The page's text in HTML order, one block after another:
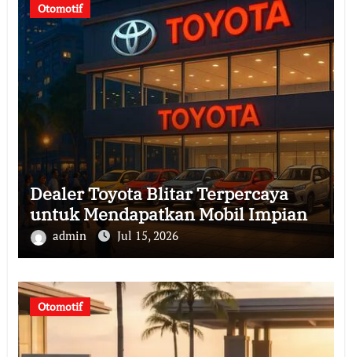
Otomotif
Dealer Toyota Blitar Terpercaya
untuk Mendapatkan Mobil Impian
admin Jul 15, 2026
Otomotif